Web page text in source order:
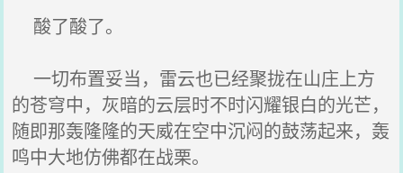
酸了酸了。
一切布置妥当，雷云也已经聚拢在山庄上方
的苍穹中，灰暗的云层时不时闪耀银白的光芒，
随即那轰隆隆的天威在空中沉闷的鼓荡起来，轰
鸣中大地仿佛都在战栗。